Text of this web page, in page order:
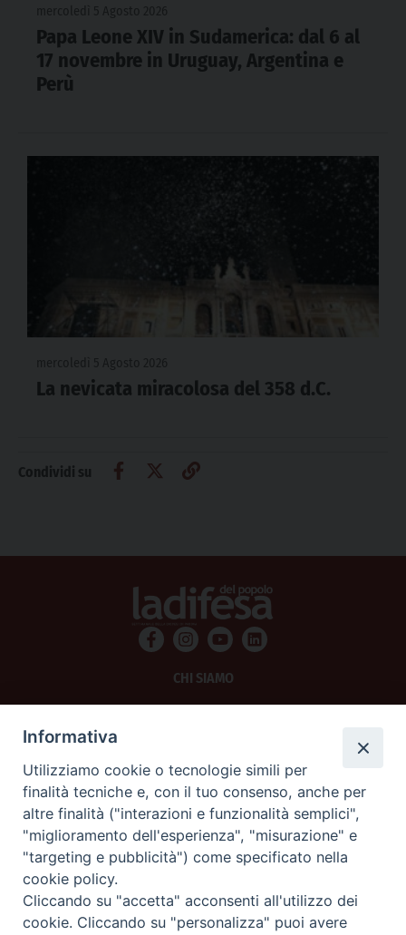
Papa Leone XIV in Sudamerica: dal 6 al
17 novembre in Uruguay, Argentina e
Perù
La nevicata miracolosa del 358 d.C.
Condividi su
CHI SIAMO
SCRIVICI
La Difesa srl - P.iva 05125420280
La Difesa del Popolo percepisce i contributi pubblici all'editoria.
La Difesa del Popolo, tramite la Fisc (Federazione Italiana Settimanali Cattolici)
ha aderito allo IAP (Istituto dell'Autodisciplina Pubblicitaria) accettando il Codice
di Autodisciplina della Comunicazione Commerciale.
Informativa
Utilizziamo cookie o tecnologie simili per
finalità tecniche e, con il tuo consenso, anche per
altre finalità ("interazioni e funzionalità semplici",
"miglioramento dell'esperienza", "misurazione" e
"targeting e pubblicità") come specificato nella
cookie policy.
Cliccando su "accetta" acconsenti all'utilizzo dei
cookie. Cliccando su "personalizza" puoi avere